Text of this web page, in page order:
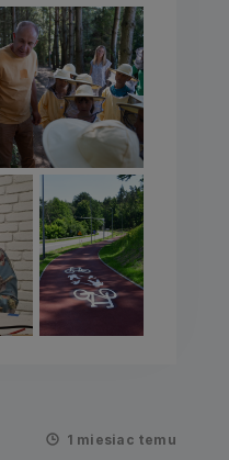
1 miesiac temu